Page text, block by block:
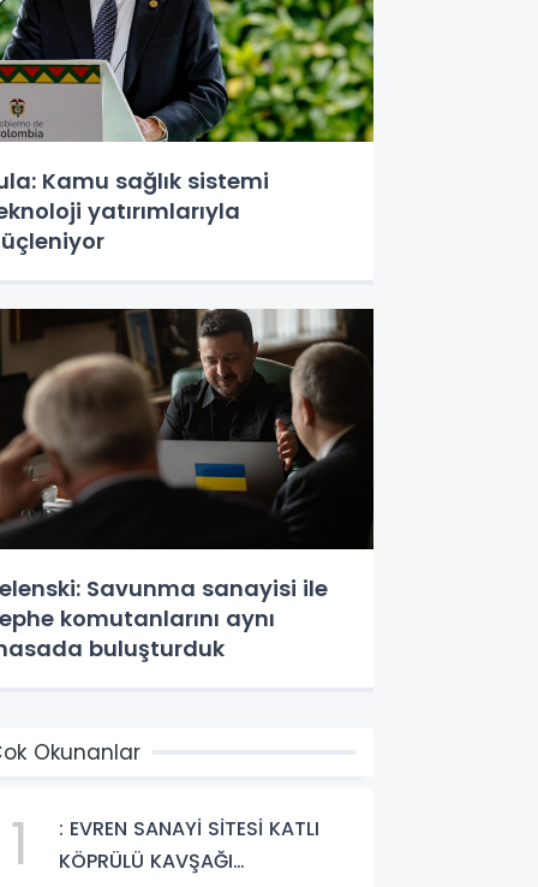
Kamu sağlık sistemi
yatırımlarıyla
Savunma sanayisi ile
komutanlarını aynı
buluşturduk
Okunanlar
1
: EVREN SANAYİ SİTESİ KATLI
KÖPRÜLÜ KAVŞAĞI